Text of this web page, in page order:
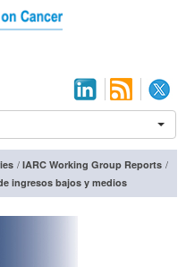
/ IARC Working Group Reports /
ingresos bajos y medios